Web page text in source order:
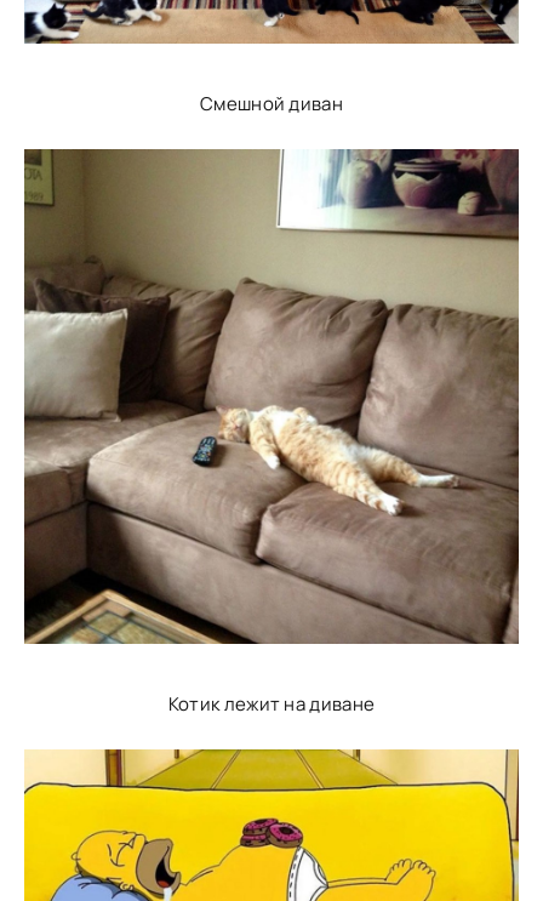
Смешной диван
Котик лежит на диване